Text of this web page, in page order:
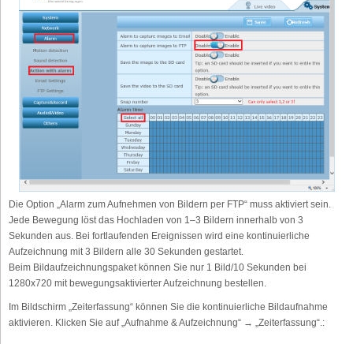
Die Option „Alarm zum Aufnehmen von Bildern per FTP“ muss aktiviert sein.
Jede Bewegung löst das Hochladen von 1–3 Bildern innerhalb von 3
Sekunden aus. Bei fortlaufenden Ereignissen wird eine kontinuierliche
Aufzeichnung mit 3 Bildern alle 30 Sekunden gestartet.
Beim Bildaufzeichnungspaket können Sie nur 1 Bild/10 Sekunden bei
1280x720 mit bewegungsaktivierter Aufzeichnung bestellen.
Im Bildschirm „Zeiterfassung“ können Sie die kontinuierliche Bildaufnahme
aktivieren. Klicken Sie auf „Aufnahme & Aufzeichnung“ → „Zeiterfassung“.: